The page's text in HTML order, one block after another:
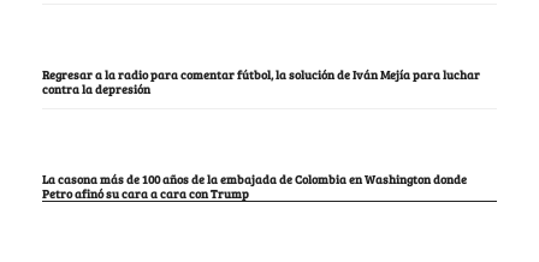
Regresar a la radio para comentar fútbol, la solución de Iván Mejía para luchar
contra la depresión
La casona más de 100 años de la embajada de Colombia en Washington donde
Petro afinó su cara a cara con Trump